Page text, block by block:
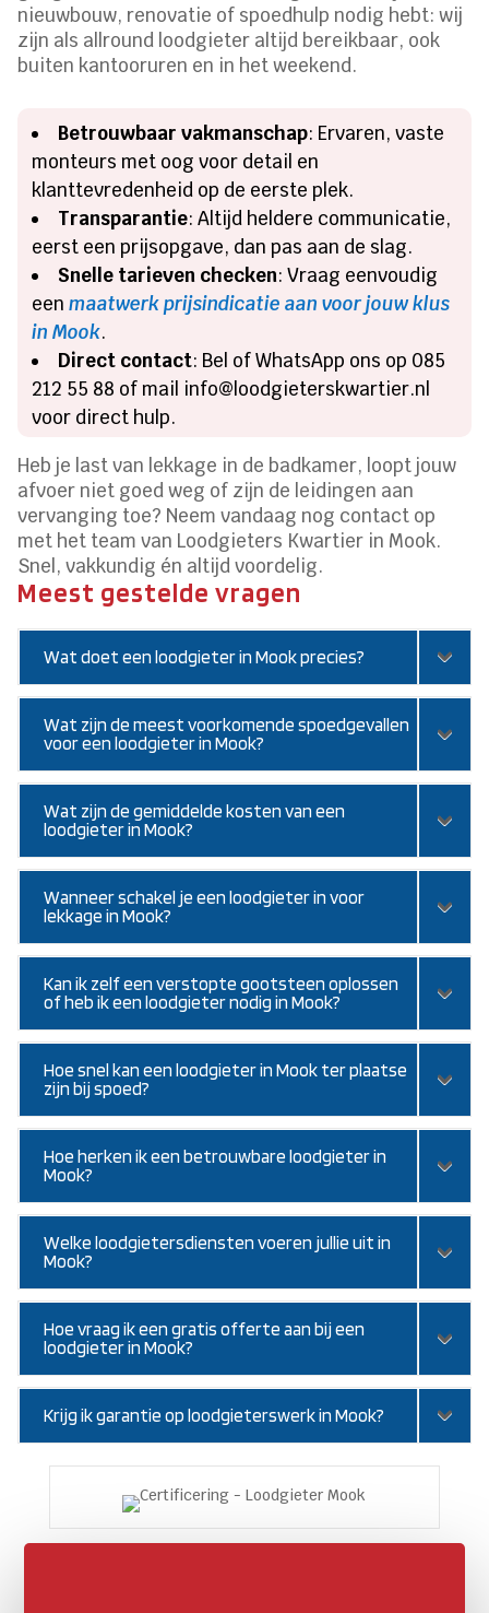
nieuwbouw, renovatie of spoedhulp nodig hebt: wij
zijn als allround loodgieter altijd bereikbaar, ook
buiten kantooruren en in het weekend.
Betrouwbaar vakmanschap: Ervaren, vaste
monteurs met oog voor detail en
klanttevredenheid op de eerste plek.
Transparantie: Altijd heldere communicatie,
eerst een prijsopgave, dan pas aan de slag.
Snelle tarieven checken: Vraag eenvoudig
eenmaatwerk prijsindicatie aan voor jouw klus
in Mook.
Direct contact: Bel of WhatsApp ons op 085
212 55 88 of mail info@loodgieterskwartier.nl
voor direct hulp.
Heb je last van lekkage in de badkamer, loopt jouw
afvoer niet goed weg of zijn de leidingen aan
vervanging toe? Neem vandaag nog contact op
met het team van Loodgieters Kwartier in Mook.
Snel, vakkundig én altijd voordelig.
Meest gestelde vragen
Wat doet een loodgieter in Mook precies?
Wat zijn de meest voorkomende spoedgevallen
voor een loodgieter in Mook?
Wat zijn de gemiddelde kosten van een
loodgieter in Mook?
Wanneer schakel je een loodgieter in voor
lekkage in Mook?
Kan ik zelf een verstopte gootsteen oplossen
of heb ik een loodgieter nodig in Mook?
Hoe snel kan een loodgieter in Mook ter plaatse
zijn bij spoed?
Hoe herken ik een betrouwbare loodgieter in
Mook?
Welke loodgietersdiensten voeren jullie uit in
Mook?
Hoe vraag ik een gratis offerte aan bij een
loodgieter in Mook?
Krijg ik garantie op loodgieterswerk in Mook?